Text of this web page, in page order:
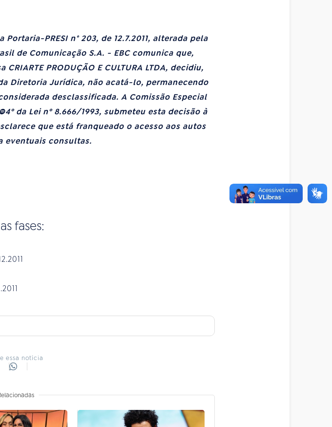
PRESI n° 203, de 12.7.2011, alterada pela
de Comunicação S.A. - EBC comunica que,
PRODUÇÃO E CULTURA LTDA, decidiu,
Diretoria Jurídica, não acatá-lo, permanecendo
considerada desclassificada. A Comissão Especial
da Lei nº 8.666/1993, submeteu esta decisão à
que está franqueado o acesso aos autos
eventuais consultas.
fases:
essa notícia